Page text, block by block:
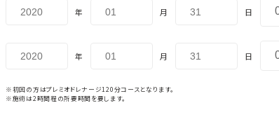
年 月 日
年 月 日
※初回の方はプレミオドレナージ120分コースとなります。
※施術は2時間程の所要時間を要します。